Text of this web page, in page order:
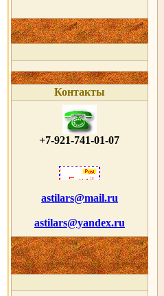
Контакты
+7-921-741-01-07
astilars@mail.ru
astilars@yandex.ru